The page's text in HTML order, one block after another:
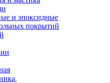
и эпоксидные
покрытий